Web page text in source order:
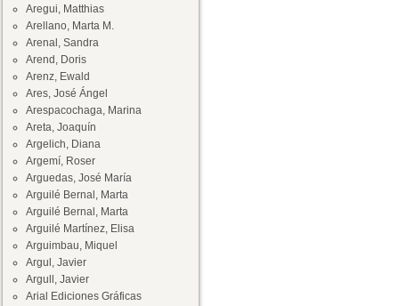
Aregui, Matthias
Arellano, Marta M.
Arenal, Sandra
Arend, Doris
Arenz, Ewald
Ares, José Ángel
Arespacochaga, Marina
Areta, Joaquín
Argelich, Diana
Argemí, Roser
Arguedas, José María
Arguilé Bernal, Marta
Arguilé Bernal, Marta
Arguilé Martínez, Elisa
Arguimbau, Miquel
Argul, Javier
Argull, Javier
Arial Ediciones Gráficas